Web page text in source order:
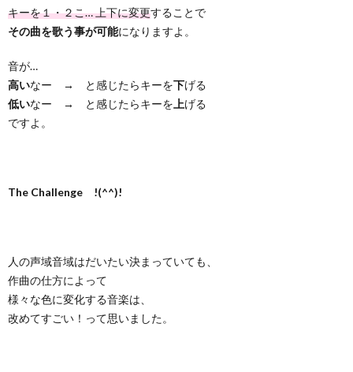
キーを１・２こ… 上下に変更することで
その曲を歌う事が可能になりますよ。
音が…
高いなー → と感じたらキーを下げる
低いなー → と感じたらキーを 上げる
ですよ。
The Challenge !(^^)!
人の声域音域はだいたい決まっていても、
作曲の仕方によって
様々な色に変化する音楽は、
改めてすごい！って思いました。